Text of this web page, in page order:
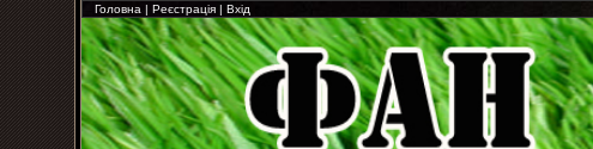
Головна | Реєстрація | Вхід